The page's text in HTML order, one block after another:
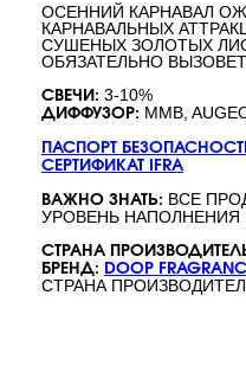
ОСЕННИЙ КАРНАВАЛ
КАРНАВАЛЬНЫХ
СУШЕНЫХ ЗОЛОТЫХ
ОБЯЗАТЕЛЬНО
СВЕЧИ: 3-10%
ДИФФУЗОР: MMB,
ПАСПОРТ
СЕРТИФИКАТ IFRA
ВАЖНО ЗНАТЬ: ВСЕ
УРОВЕНЬ НАПОЛНЕНИЯ
СТРАНА
БРЕНД: DOOP
СТРАНА